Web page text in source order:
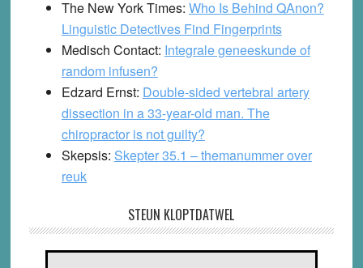
The New York Times: Who Is Behind QAnon?
Linguistic Detectives Find Fingerprints
Medisch Contact: Integrale geneeskunde of
random infusen?
Edzard Ernst: Double-sided vertebral artery
dissection in a 33-year-old man. The
chiropractor is not guilty?
Skepsis: Skepter 35.1 – themanummer over
reuk
STEUN KLOPTDATWEL